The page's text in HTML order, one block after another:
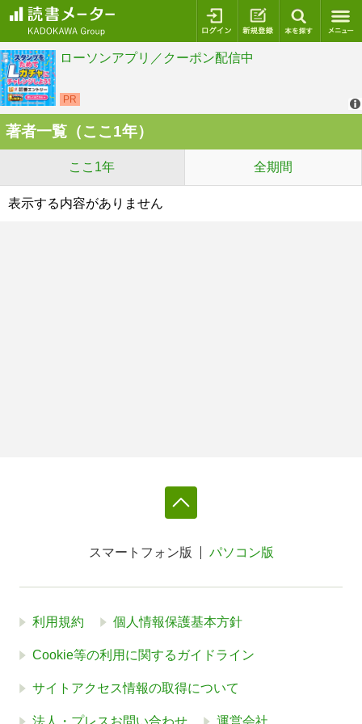
ログイン 新規登録
著者一覧（ここ1年）
ここ1年 全期間
表示する内容がありません
スマートフォン版 パソコン版
利用規約 個人情報保護基本方針
Cookie等の利用に関するガイドライン
サイトアクセス情報の取得について
法人・プレスお問い合わせ 運営会社